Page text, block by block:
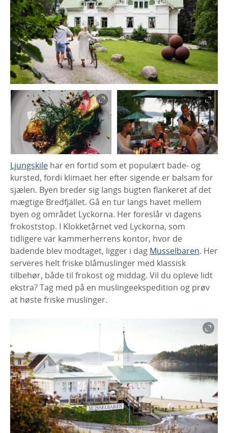
Ljungskile har en fortid som et populært bade- og
kursted, fordi klimaet her efter sigende er balsam for
sjælen. Byen breder sig langs bugten flankeret af det
mægtige Bredfjället. Gå en tur langs havet mellem
byen og området Lyckorna. Her foreslår vi dagens
frokoststop. I Klokketårnet ved Lyckorna, som
tidligere var kammerherrens kontor, hvor de
badende blev modtaget, ligger i dag Musselbaren. Her
serveres helt friske blåmuslinger med klassisk
tilbehør, både til frokost og middag. Vil du opleve lidt
ekstra? Tag med på en muslingeekspedition og prøv
at høste friske muslinger.